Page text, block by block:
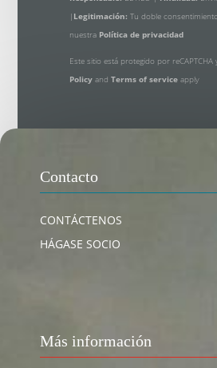
| Legitimación: Tu doble
nuestra Política de privacidad
Este sitio está protegido por reCAPTCHA
Policy and Terms of serviceapply
Contacto
CONTÁCTENOS
HÁGASE SOCIO
Más información